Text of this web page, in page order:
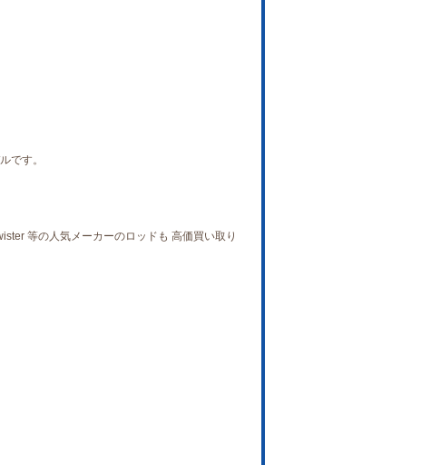
です。
等の人気メーカーのロッドも 高価買い取り